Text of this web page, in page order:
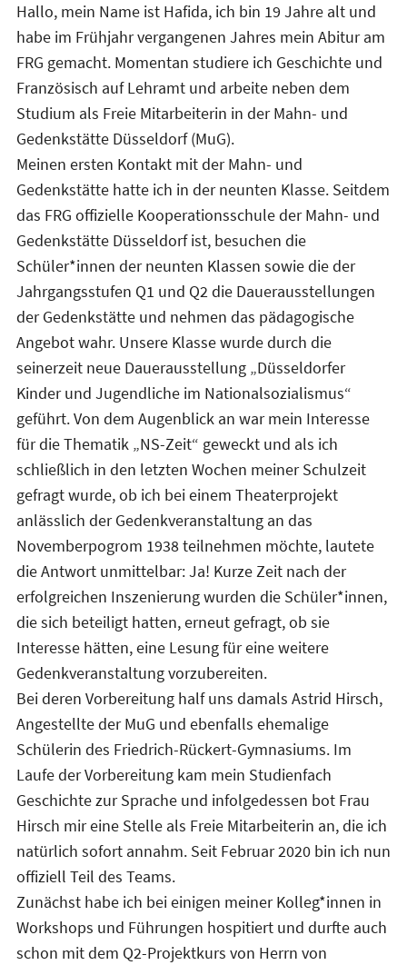
Hallo, mein Name ist Hafida, ich bin 19 Jahre alt und
habe im Frühjahr vergangenen Jahres mein Abitur am
FRG gemacht. Momentan studiere ich Geschichte und
Französisch auf Lehramt und arbeite neben dem
Studium als Freie Mitarbeiterin in der Mahn- und
Gedenkstätte Düsseldorf (MuG).
Meinen ersten Kontakt mit der Mahn- und
Gedenkstätte hatte ich in der neunten Klasse. Seitdem
das FRG offizielle Kooperationsschule der Mahn- und
Gedenkstätte Düsseldorf ist, besuchen die
Schüler*innen der neunten Klassen sowie die der
Jahrgangsstufen Q1 und Q2 die Dauerausstellungen
der Gedenkstätte und nehmen das pädagogische
Angebot wahr. Unsere Klasse wurde durch die
seinerzeit neue Dauerausstellung „Düsseldorfer
Kinder und Jugendliche im Nationalsozialismus“
geführt. Von dem Augenblick an war mein Interesse
für die Thematik „NS-Zeit“ geweckt und als ich
schließlich in den letzten Wochen meiner Schulzeit
gefragt wurde, ob ich bei einem Theaterprojekt
anlässlich der Gedenkveranstaltung an das
Novemberpogrom 1938 teilnehmen möchte, lautete
die Antwort unmittelbar: Ja! Kurze Zeit nach der
erfolgreichen Inszenierung wurden die Schüler*innen,
die sich beteiligt hatten, erneut gefragt, ob sie
Interesse hätten, eine Lesung für eine weitere
Gedenkveranstaltung vorzubereiten.
Bei deren Vorbereitung half uns damals Astrid Hirsch,
Angestellte der MuG und ebenfalls ehemalige
Schülerin des Friedrich-Rückert-Gymnasiums. Im
Laufe der Vorbereitung kam mein Studienfach
Geschichte zur Sprache und infolgedessen bot Frau
Hirsch mir eine Stelle als Freie Mitarbeiterin an, die ich
natürlich sofort annahm. Seit Februar 2020 bin ich nun
offiziell Teil des Teams.
Zunächst habe ich bei einigen meiner Kolleg*innen in
Workshops und Führungen hospitiert und durfte auch
schon mit dem Q2-Projektkurs von Herrn von